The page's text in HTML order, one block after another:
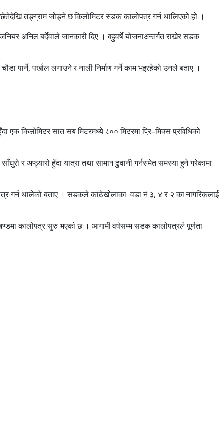
तङ्ग्राम जोड्ने छ किलोमिटर सडक कालोपत्र गर्न थालिएको हो ।
अनिल बर्देवाले जानकारी दिए । बहुवर्षे योजनाअन्तर्गत राखेर सडक
पार्ने, पर्खाल लगाउने र नाली निर्माण गर्ने काम भइरहेको उनले बताए ।
किलोमिटर सात सय मिटरमध्ये ८०० मिटरमा प्रि–मिक्स प्रविधिको
र अप्ठ्यारो हुँदा यात्रा तथा सामान ढुवानी गर्नसमेत समस्या हुने गरेकामा
गर्न थालेको बताए । सडकले काठेखोलाका वडा नं ३, ४ र २ का नागरिकलाई
कालोपत्र सुरु भएको छ । आगामी वर्षसम्म सडक कालोपत्रले पूर्णता